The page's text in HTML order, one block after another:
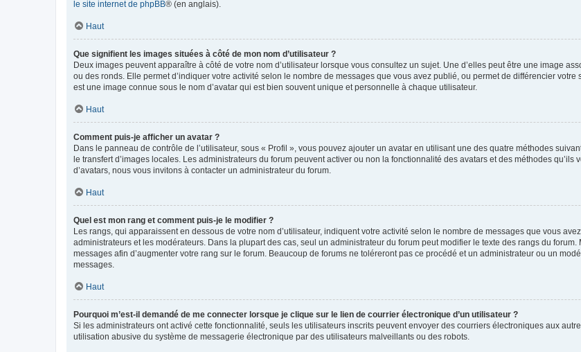
le site internet de phpBB® (en anglais).
Haut
Que signifient les images situées à côté de mon nom d’utilisateur ?
Deux images peuvent apparaître à côté de votre nom d’utilisateur lorsque vous consultez un sujet. Une d’elles peut être une image
ou des ronds. Elle permet d’indiquer votre activité selon le nombre de messages que vous avez publié, ou permet de différencier votre
est une image connue sous le nom d’avatar qui est bien souvent unique et personnelle à chaque utilisateur.
Haut
Comment puis-je afficher un avatar ?
Dans le panneau de contrôle de l’utilisateur, sous « Profil », vous pouvez ajouter un avatar en utilisant une des quatre méthodes
le transfert d’images locales. Les administrateurs du forum peuvent activer ou non la fonctionnalité des avatars et des méthodes
d’avatars, nous vous invitons à contacter un administrateur du forum.
Haut
Quel est mon rang et comment puis-je le modifier ?
Les rangs, qui apparaissent en dessous de votre nom d’utilisateur, indiquent votre activité selon le nombre de messages que vous
administrateurs et les modérateurs. Dans la plupart des cas, seul un administrateur du forum peut modifier le texte des rangs du
messages afin d’augmenter votre rang sur le forum. Beaucoup de forums ne toléreront pas ce procédé et un administrateur ou un
messages.
Haut
Pourquoi m’est-il demandé de me connecter lorsque je clique sur le lien de courrier électronique d’un utilisateur ?
Si les administrateurs ont activé cette fonctionnalité, seuls les utilisateurs inscrits peuvent envoyer des courriers électroniques aux
utilisation abusive du système de messagerie électronique par des utilisateurs malveillants ou des robots.